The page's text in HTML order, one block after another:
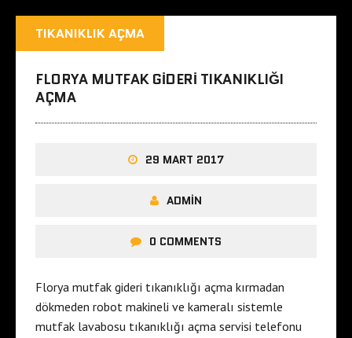
TIKANIKLIK AÇMA
FLORYA MUTFAK GIDERI TIKANIKLIĞI
AÇMA
29 MART 2017
ADMIN
0 COMMENTS
Florya mutfak gideri tıkanıklığı açma kırmadan
dökmeden robot makineli ve kameralı sistemle
mutfak lavabosu tıkanıklığı açma servisi telefonu